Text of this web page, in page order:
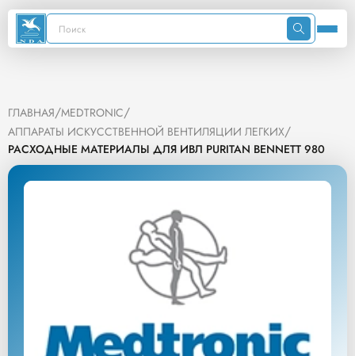
ГЛАВНАЯ/MEDTRONIC/
АППАРАТЫ ИСКУССТВЕННОЙ ВЕНТИЛЯЦИИ ЛЕГКИХ/
РАСХОДНЫЕ МАТЕРИАЛЫ ДЛЯ ИВЛ PURITAN BENNETT 980